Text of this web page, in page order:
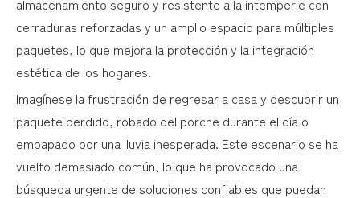
cerraduras reforzadas y un amplio espacio para múltiples
paquetes, lo que mejora la protección y la integración
estética de los hogares.
Imagínese la frustración de regresar a casa y descubrir un
paquete perdido, robado del porche durante el día o
empapado por una lluvia inesperada. Este escenario se ha
vuelto demasiado común, lo que ha provocado una
búsqueda urgente de soluciones confiables que puedan